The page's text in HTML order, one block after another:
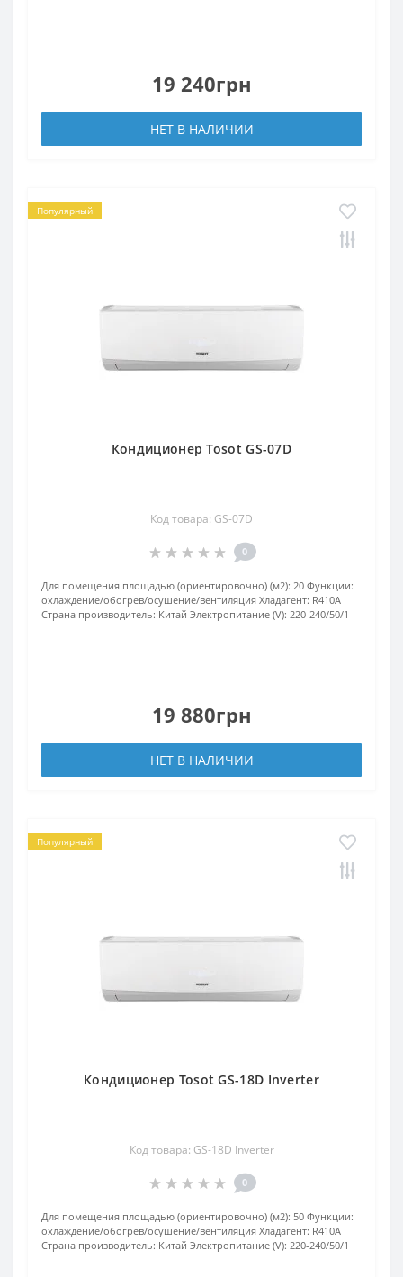
19 240грн
НЕТ В НАЛИЧИИ
Популярный
Кондиционер Tosot GS-07D
Код товара: GS-07D
0
Для помещения площадью (ориентировочно) (м2): 20 Функции:
охлаждение/обогрев/осушение/вентиляция Хладагент: R410А
Страна производитель: Китай Электропитание (V): 220-240/50/1
19 880грн
НЕТ В НАЛИЧИИ
Популярный
Кондиционер Tosot GS-18D Inverter
Код товара: GS-18D Inverter
0
Для помещения площадью (ориентировочно) (м2): 50 Функции:
охлаждение/обогрев/осушение/вентиляция Хладагент: R410А
Страна производитель: Китай Электропитание (V): 220-240/50/1